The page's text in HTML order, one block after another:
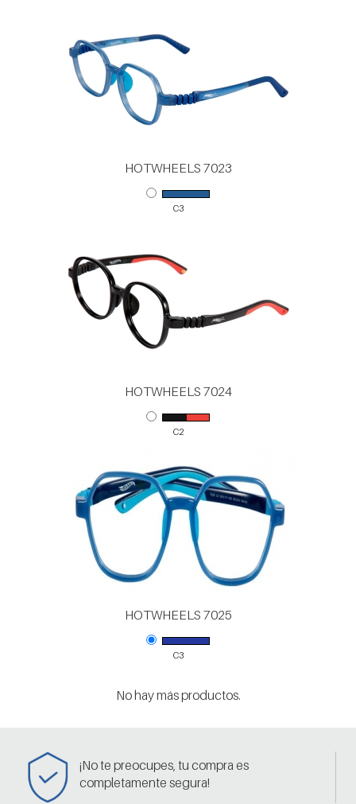
HOTWHEELS 7023
C3
HOTWHEELS 7024
C2
HOTWHEELS 7025
C3
No hay más productos.
¡No te preocupes, tu compra es
completamente segura!